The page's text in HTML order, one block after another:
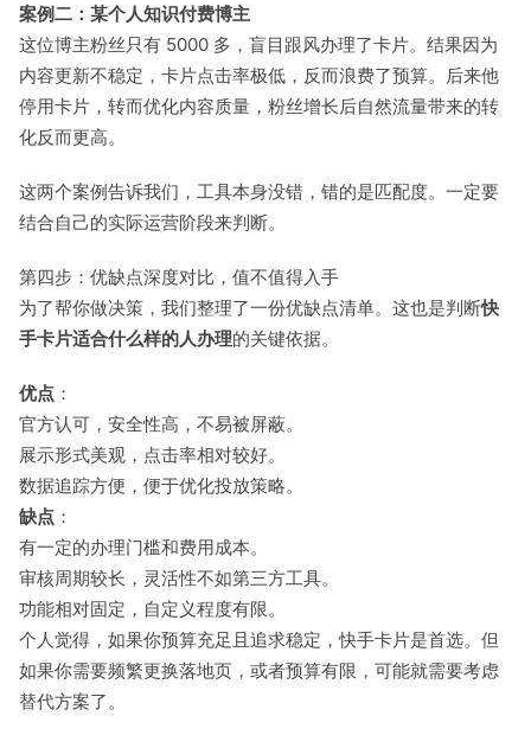
案例二：某个人知识付费博主
这位博主粉丝只有 5000 多，盲目跟风办理了卡片。结果因为
内容更新不稳定，卡片点击率极低，反而浪费了预算。后来他
停用卡片，转而优化内容质量，粉丝增长后自然流量带来的转
化反而更高。
这两个案例告诉我们，工具本身没错，错的是匹配度。一定要
结合自己的实际运营阶段来判断。
第四步：优缺点深度对比，值不值得入手
为了帮你做决策，我们整理了一份优缺点清单。这也是判断快
手卡片适合什么样的人办理的关键依据。
优点 ：
官方认可，安全性高，不易被屏蔽。
展示形式美观，点击率相对较好。
数据追踪方便，便于优化投放策略。
缺点 ：
有一定的办理门槛和费用成本。
审核周期较长，灵活性不如第三方工具。
功能相对固定，自定义程度有限。
个人觉得，如果你预算充足且追求稳定，快手卡片是首选。但
如果你需要频繁更换落地页，或者预算有限，可能就需要考虑
替代方案了。